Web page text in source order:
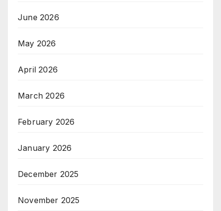
June 2026
May 2026
April 2026
March 2026
February 2026
January 2026
December 2025
November 2025